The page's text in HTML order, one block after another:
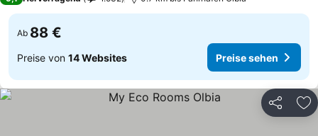
Ab 88 €
Preise von 14 Websites Preise sehen
Teilen